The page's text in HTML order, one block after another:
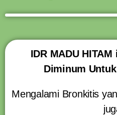
IDR MADU
Diminum
Mengalami Bronkitis